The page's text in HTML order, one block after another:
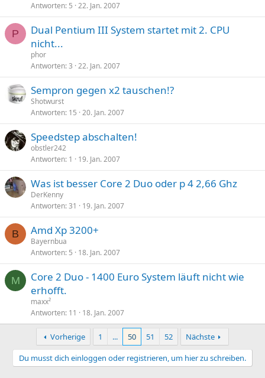
Antworten 5 22. Jan. 2007
P
Dual Pentium III System startet mit 2. CPU
nicht...
phor
Antworten 3 22. Jan. 2007
Sempron gegen x2 tauschen!?
Shotwurst
Antworten 15 20. Jan. 2007
Speedstep abschalten!
obstler242
Antworten 1 19. Jan. 2007
Was ist besser Core 2 Duo oder p 4 2,66 Ghz
DerKenny
Antworten 31 19. Jan. 2007
B Amd Xp 3200+
Bayernbua
Antworten 5 18. Jan. 2007
M
Core 2 Duo - 1400 Euro System läuft nicht wie
erhofft.
maxx²
Antworten 11 18. Jan. 2007
Vorherige 1 ... 50 51 52
Nächste
Du musst dich einloggen oder registrieren, um hier zu schreiben.